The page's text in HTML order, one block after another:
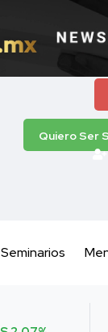
Quiero Ser
Seminarios